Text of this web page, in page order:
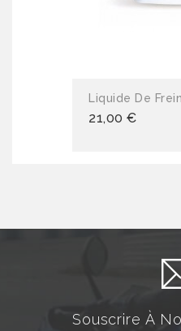
Liquide De Frein
21,00 €
Souscrire À